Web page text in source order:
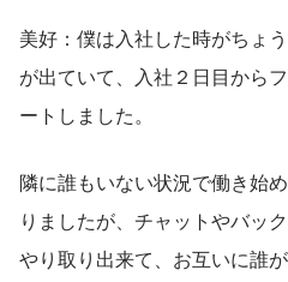
美好：僕は入社した時がちょ
が出ていて、入社２日目から
ートしました。
隣に誰もいない状況で働き始
りましたが、チャットやバッ
やり取り出来て、お互いに誰